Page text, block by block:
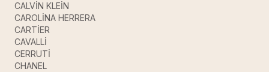
CALVİN KLEİN
CAROLİNA HERRERA
CARTİER
CAVALLİ
CERRUTİ
CHANEL